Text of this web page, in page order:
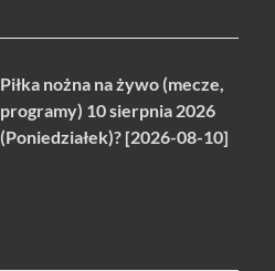
Piłka nożna na żywo (mecze,
programy) 10 sierpnia 2026
(Poniedziałek)? [2026-08-10]